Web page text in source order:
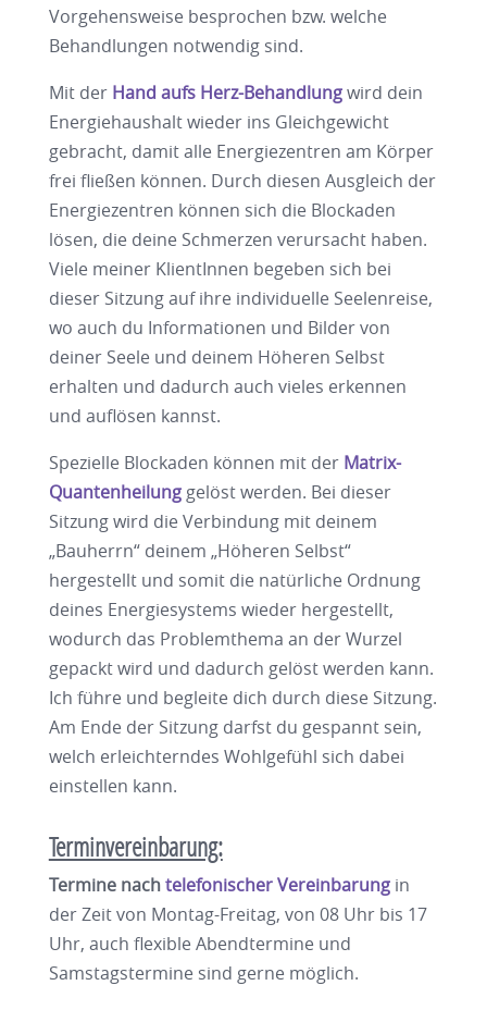
Vorgehensweise besprochen bzw. welche
Behandlungen notwendig sind.
Mit der Hand aufs Herz-Behandlungwird dein
Energiehaushalt wieder ins Gleichgewicht
gebracht, damit alle Energiezentren am Körper
frei fließen können. Durch diesen Ausgleich der
Energiezentren können sich die Blockaden
lösen, die deine Schmerzen verursacht haben.
Viele meiner KlientInnen begeben sich bei
dieser Sitzung auf ihre individuelle Seelenreise,
wo auch du Informationen und Bilder von
deiner Seele und deinem Höheren Selbst
erhalten und dadurch auch vieles erkennen
und auflösen kannst.
Spezielle Blockaden können mit der Matrix-
Quantenheilunggelöst werden. Bei dieser
Sitzung wird die Verbindung mit deinem
„Bauherrn“ deinem „Höheren Selbst“
hergestellt und somit die natürliche Ordnung
deines Energiesystems wieder hergestellt,
wodurch das Problemthema an der Wurzel
gepackt wird und dadurch gelöst werden kann.
Ich führe und begleite dich durch diese Sitzung.
Am Ende der Sitzung darfst du gespannt sein,
welch erleichterndes Wohlgefühl sich dabei
einstellen kann.
Terminvereinbarung:
Termine nachtelefonischer Vereinbarungin
der Zeit von Montag-Freitag, von 08 Uhr bis 17
Uhr, auch flexible Abendtermine und
Samstagstermine sind gerne möglich.